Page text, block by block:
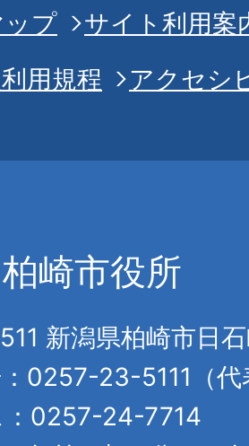
プ
サイト利用案
用規程
アクセシ
柏崎市役所
新潟県柏崎市日
0257-23-5111（代
：0257-24-7714